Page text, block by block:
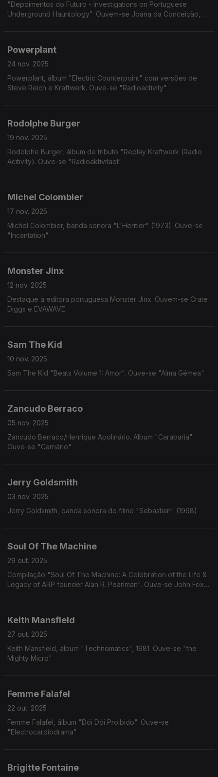
"Depoimentos do Futuro - Investigations on Portuguese
Underground Hauntology". Ouvem-se Joana da Conceição,
Powerplant
24 nov. 2025
Powerplant, álbum "Electric Counterpoint" com versões de
Steve Reich e Kraftwerk. Ouve-se "Radioactivity"
Rodolphe Burger
19 nov. 2025
Rodolphe Burger, álbum de tributo "Replay Kraftwerk (Radio
Acitivity). Ouve-se "Radioaktivitaet"
Michel Colombier
17 nov. 2025
Michel Colombier, banda sonora "L'Heritier" (1973). Ouve-se
"Incantation"
Monster Jinx
12 nov. 2025
Destaque à editora portuguesa Monster Jinx. Ouvem-se Crate
Diggs e EVAWAVE
Sam The Kid
10 nov. 2025
Sam The Kid "Beats Volume 1: Amor". Ouve-se "Alma Gémea"
Zancudo Berraco
05 nov. 2025
Zancudo Berraco/Henrique Apolinário. Album "Carabaria".
Ouve-se "Carnário"
Jerry Goldsmith
03 nov. 2025
Jerry Goldsmith, banda sonora do filme "Sebastian" (1968)
Soul Of The Machine
29 out. 2025
Compilação "Soul Of The Machine: A Celebration of the Life &
Legacy of ARP founder Alan R. Pearlman". Ouve-se John Foxx
Keith Mansfield
27 out. 2025
Keith Mansfield, álbum "Technomatics", 1981. Ouve-se "the
Mighty Micro"
Femme Falafel
22 out. 2025
Femme Falafel, álbum "Dói Dói Proibido". Ouve-se
"Electrocardiodrama"
Brigitte Fontaine